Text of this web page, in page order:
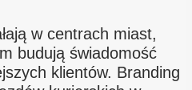
w centrach miast,
budują świadomość
klientów. Branding